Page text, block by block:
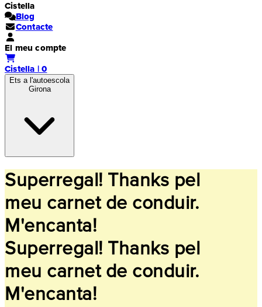
Cistella
Blog
Contacte
El meu compte
Cistella | 0
Ets a l'autoescola
Girona
Superregal! Thanks pel
meu carnet de conduir.
M'encanta!
Superregal! Thanks pel
meu carnet de conduir.
M'encanta!